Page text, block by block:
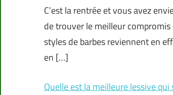
C’est la rentrée et vous avez
de trouver le meilleur
styles de barbes reviennent en
en […]
Quelle est la meilleure lessive qui